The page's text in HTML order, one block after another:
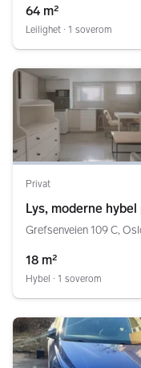
64 m²
Leilighet ∙ 1 soverom
Privat
Lys, moderne
Grefsenveien 109 C,
18 m²
Hybel ∙ 1 soverom